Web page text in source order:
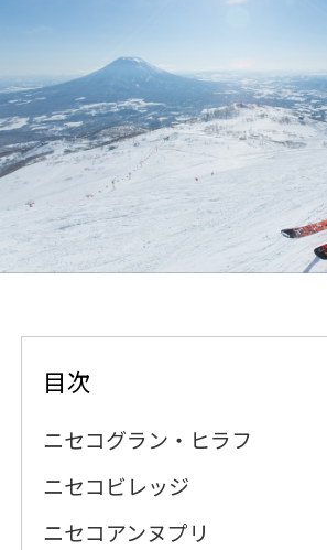
目次
ニセコグラン・ヒラフ
ニセコビレッジ
ニセコアンヌプリ